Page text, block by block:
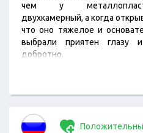
чем у
двухкамерный, а когда
что оно тяжелое и
выбрали приятен глазу
добротно.